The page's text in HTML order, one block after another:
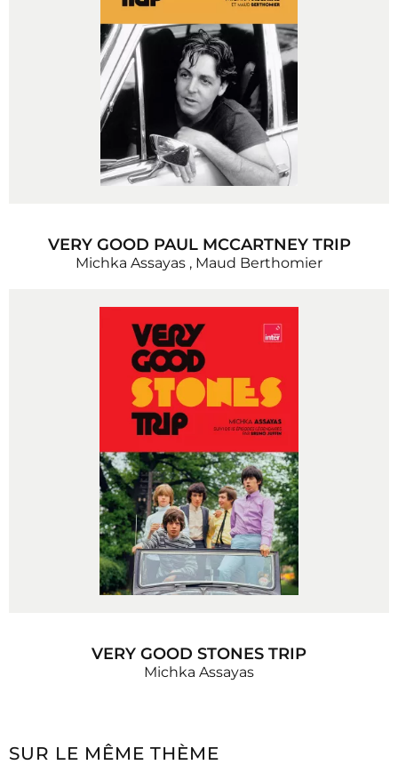
VERY GOOD PAUL MCCARTNEY TRIP
Michka Assayas , Maud Berthomier
VERY GOOD STONES TRIP
Michka Assayas
SUR LE MÊME THÈME